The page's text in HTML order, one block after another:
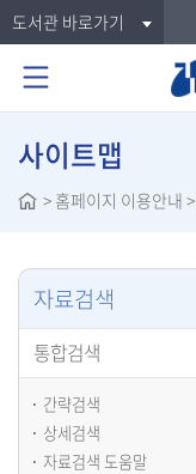
도서관 바로가기
사이트맵
> 홈페이지 이용안내 >
자료검색
통합검색
간략검색
상세검색
자료검색 도움말